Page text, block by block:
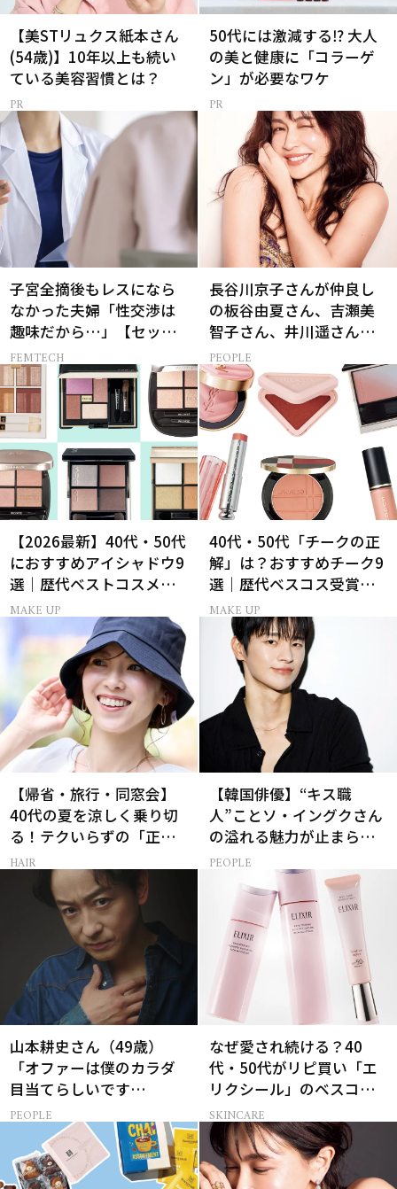
【美STリュクス紙本さん
(54歳)】10年以上も続い
ている美容習慣とは？
50代には激減する⁉ 大人
の美と健康に「コラーゲ
ン」が必要なワケ
子宮全摘後もレスになら
なかった夫婦「性交渉は
趣味だから…」【セック
スレス AND THE CITY -女
たちの告白-】
FEMTECH
長谷川京子さんが仲良し
の板谷由夏さん、吉瀬美
智子さん、井川遥さんと
集まる理由は…
PEOPLE
【2026最新】40代・50代
におすすめアイシャドウ9
選｜歴代ベストコスメ受
賞まとめ
MAKE UP
40代・50代「チークの正
解」は？おすすめチーク9
選｜歴代ベスコス受賞ま
とめ＆正しい使い方
MAKE UP
【帰省・旅行・同窓会】
40代の夏を涼しく乗り切
る！テクいらずの「正解
ヘアアレンジ」3選
HAIR
【韓国俳優】“キス職
人”ことソ・イングクさん
の溢れる魅力が止まらな
い【特別画像集】
PEOPLE
山本耕史さん（49歳）
「オファーは僕のカラダ
目当てらしいです
（笑）」全編英語ミュー
ジカルへの挑戦
PEOPLE
なぜ愛され続ける？40
代・50代がリピ買い「エ
リクシール」のベスコス
受賞名品3選
SKINCARE